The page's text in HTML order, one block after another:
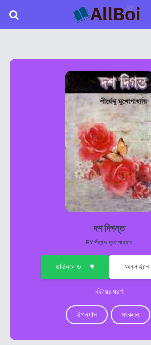
দশ দিগন্ত
BYশীর্ষেন্দু মুখোপাধ্যায়
ডাউনলোড
বইয়ের ধরণ
উপন্যাস সংকলন